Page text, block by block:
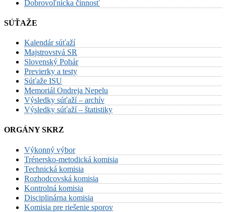
Dobrovoľnícka činnosť
SÚŤAŽE
Kalendár súťaží
Majstrovstvá SR
Slovenský Pohár
Previerky a testy
Súťaže ISU
Memoriál Ondreja Nepelu
Výsledky súťaží – archív
Výsledky súťaží – štatistiky
ORGÁNY SKRZ
Výkonný výbor
Trénersko-metodická komisia
Technická komisia
Rozhodcovská komisia
Kontrolná komisia
Disciplinárna komisia
Komisia pre riešenie sporov